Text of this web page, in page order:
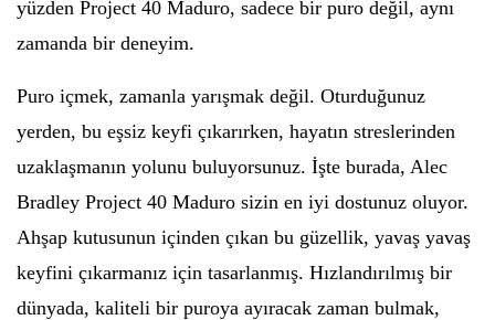
yüzden Project 40 Maduro, sadece bir puro değil, aynı
zamanda bir deneyim.
Puro içmek, zamanla yarışmak değil. Oturduğunuz
yerden, bu eşsiz keyfi çıkarırken, hayatın streslerinden
uzaklaşmanın yolunu buluyorsunuz. İşte burada, Alec
Bradley Project 40 Maduro sizin en iyi dostunuz oluyor.
Ahşap kutusunun içinden çıkan bu güzellik, yavaş yavaş
keyfini çıkarmanız için tasarlanmış. Hızlandırılmış bir
dünyada, kaliteli bir puroya ayıracak zaman bulmak,